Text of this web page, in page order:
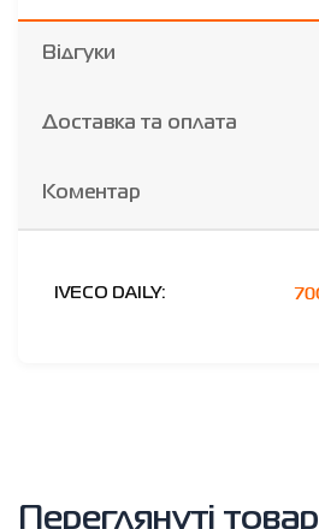
Відгуки
Доставка та оплата
Коментар
IVECO DAILY:
Переглянуті